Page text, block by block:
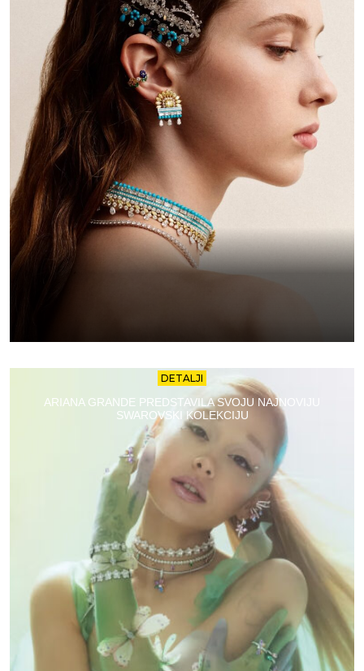
DETALJI
ARIANA GRANDE PREDSTAVILA SVOJU NAJNOVIJU
SWAROVSKI KOLEKCIJU